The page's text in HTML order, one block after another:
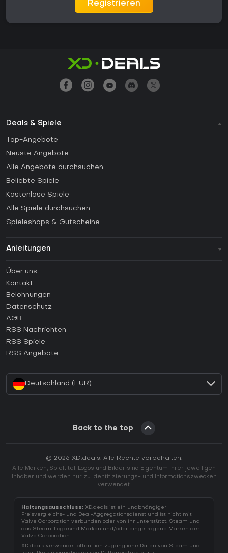
Registrieren
Deals & Spiele
Top-Angebote
Neuste Angebote
Alle Angebote durchsuchen
Beliebte Spiele
Kostenlose Spiele
Alle Spiele durchsuchen
Spieleshops & Gutscheine
Anleitungen
Anleitungen
Wie aktiviert man einen Steam CD Key?
Wie aktiviert man einen Epic Games CD Key?
Wie aktiviert man einen GOG CD Key?
Wie aktiviert man einen Ubisoft Connect CD Key?
Über uns
Kontakt
Belohnungen
Datenschutz
AGB
RSS Nachrichten
RSS Spiele
RSS Angebote
Deutschland (EUR)
Back to the top
© 2026 XD.deals. Alle Rechte vorbehalten.
Alle Marken, Spieltitel, Logos und Bilder sind Eigentum ihrer jeweiligen
Inhaber und werden nur zu Identifizierungs- und Informationszwecken
verwendet.
Haftungsausschluss: XD.deals ist ein unabhängiger
Preisvergleichs- und Deal-Aggregationsdienst und ist nicht mit
Valve Corporation verbunden oder von ihr unterstützt. Steam und
das Steam-Logo sind Marken und/oder eingetragene Marken der
Valve Corporation.
XD.deals verwendet öffentlich zugängliche Daten von Steam und